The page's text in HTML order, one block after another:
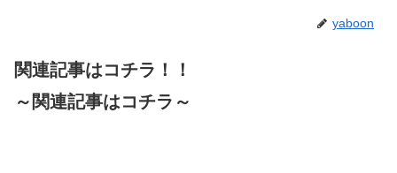
yaboon
関連記事はコチラ！！
～関連記事はコチラ～